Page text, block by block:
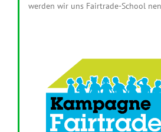
werden wir uns Fairtrade-School